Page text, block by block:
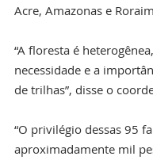
Acre, Amazonas e
“A floresta é
necessidade e a
de trilhas”, disse o
“O privilégio dessas 95
aproximadamente mil